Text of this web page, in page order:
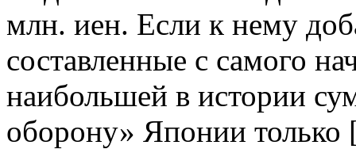
млн. иен. Если к нему
составленные с самого
наибольшей в истории
оборону» Японии